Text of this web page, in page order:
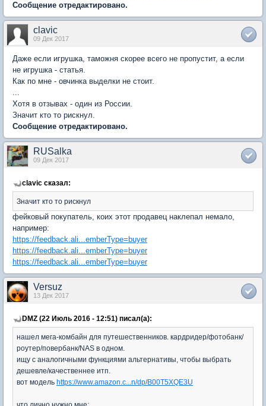
Сообщение отредактировано.
clavic
09 Дек 2017
Даже если игрушка, таможня скорее всего не пропустит, а если
не игрушка - статья.
Как по мне - овчинка выделки не стоит.
...
Хотя в отзывах - один из России.
Значит кто то рискнул.
Сообщение отредактировано.
RUSalka
09 Дек 2017
clavic сказал:
Значит кто то рискнул
фейковый покупатель, коих этот продавец наклепал немало,
например:
https://feedback.ali...emberType=buyer
https://feedback.ali...emberType=buyer
https://feedback.ali...emberType=buyer
Versuz
13 Дек 2017
DMZ (22 Июль 2016 - 12:51) писал(а):
нашел мега-комбайн для путешественников. кардридер/фотобанк/
роутер/повербанк/NAS в одном.
ищу с аналогичными функциями альтернативы, чтобы выбрать
дешевле/качественнее итп.
вот модель https://www.amazon.c...n/dp/B00T5XQE3U